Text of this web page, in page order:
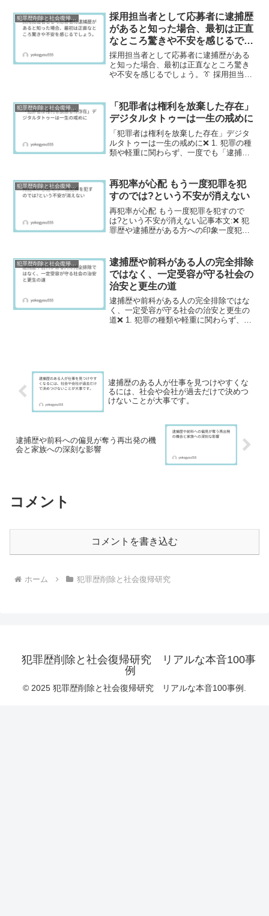
す。このようなレッテル貼りは、本人だ
けでなく、その家族（配偶者...
採用担当者として応募者に逮捕歴
があると知った場合、最初は正直
なところ驚きや不安を感じるでし
ょう。
採用担当者として応募者に逮捕歴がある
と知った場合、最初は正直なところ驚き
や不安を感じるでしょう。👔 採用担当者
った場合、最初は正直なところ驚きや不
安を感じるでしょう。し...
犯罪歴削除と社会復帰研究
「犯罪者は権利を放棄した存在」
デジタルタトゥーは一生の戒めに
「犯罪者は権利を放棄した存在」デジタ
ルタトゥーは一生の戒めに❌ 1. 犯罪の種
類や軽重に関わらず、一度でも「逮捕
現実です。このようなレッテル貼りは、
本人だけでなく、その...
再犯率が心配 もう一度犯罪を犯
すのでは?という不安が消えない
再犯率が心配 もう一度犯罪を犯すので
は?という不安が消えない記事本文:❌ 犯
罪歴や逮捕歴がある方への印象一度犯罪
薬物犯罪など、再犯率が高いと言われて
いる犯罪については、...
逮捕歴や前科がある人の完全排除
ではなく、一定受容が守る社会の
治安と更生の道
逮捕歴や前科がある人の完全排除ではな
く、一定受容が守る社会の治安と更生の
道❌ 1. 犯罪の種類や軽重に関わらず、一
逮捕歴のある人が仕事を見つけやすくな
るには、社会や会社が過去だけで決めつ
けないことが大事です。
逮捕歴や前科への偏見が奪う再出発の機
会と家族への深刻な影響
コメント
コメントを書き込む
ホーム 犯罪歴削除と社会復帰研究
犯罪歴削除と社会復帰研究 リアルな本音100事
例
© 2025 犯罪歴削除と社会復帰研究 リアルな本音100事例.